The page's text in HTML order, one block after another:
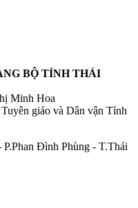
BỘ TỈNH THÁI
Minh Hoa
giáo và Dân vận Tỉnh
Đình Phùng - T.Thái